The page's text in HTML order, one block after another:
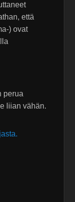
että
) ovat
perua
liian vähän.